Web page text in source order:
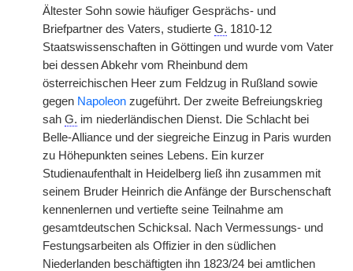
Ältester Sohn sowie häufiger Gesprächs- und
Briefpartner des Vaters, studierte G. 1810-12
Staatswissenschaften in Göttingen und wurde vom Vater
bei dessen Abkehr vom Rheinbund dem
österreichischen Heer zum Feldzug in Rußland sowie
gegen Napoleon zugeführt. Der zweite Befreiungskrieg
sah G. im niederländischen Dienst. Die Schlacht bei
Belle-Alliance und der siegreiche Einzug in Paris wurden
zu Höhepunkten seines Lebens. Ein kurzer
Studienaufenthalt in Heidelberg ließ ihn zusammen mit
seinem Bruder Heinrich die Anfänge der Burschenschaft
kennenlernen und vertiefte seine Teilnahme am
gesamtdeutschen Schicksal. Nach Vermessungs- und
Festungsarbeiten als Offizier in den südlichen
Niederlanden beschäftigten ihn 1823/24 bei amtlichen